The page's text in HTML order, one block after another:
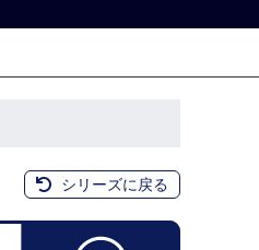
シリーズに戻る